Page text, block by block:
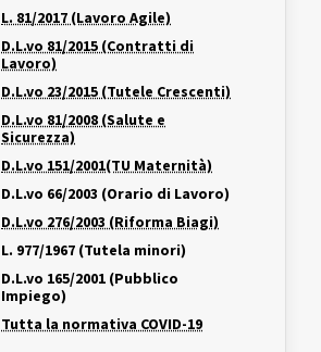
L. 81/2017 (Lavoro Agile)
D.L.vo 81/2015 (Contratti di
Lavoro)
D.L.vo 23/2015 (Tutele Crescenti)
D.L.vo 81/2008 (Salute e
Sicurezza)
D.L.vo 151/2001(TU Maternità)
D.L.vo 66/2003 (Orario di Lavoro)
D.L.vo 276/2003 (Riforma Biagi)
L. 977/1967 (Tutela minori)
D.L.vo 165/2001 (Pubblico
Impiego)
Tutta la normativa COVID-19